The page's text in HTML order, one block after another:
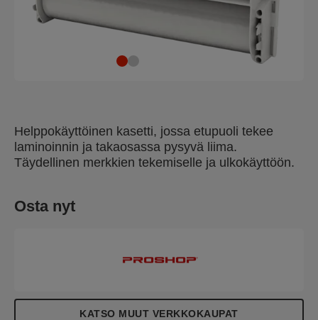
Helppokäyttöinen kasetti, jossa etupuoli tekee
laminoinnin ja takaosassa pysyvä liima.
Täydellinen merkkien tekemiselle ja ulkokäyttöön.
Osta nyt
KATSO MUUT VERKKOKAUPAT